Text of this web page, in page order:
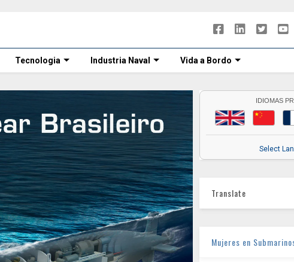
Tecnologia Industria Naval Vida a Bordo
IDIOMAS
Select
Translate
Mujeres en